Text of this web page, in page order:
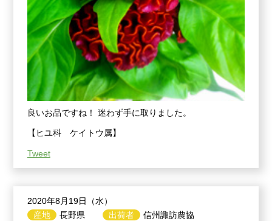
良いお品ですね！ 迷わず手に取りました。
【ヒユ科 ケイトウ属】
Tweet
2020年8月19日（水）
産地
長野県
出荷者
信州諏訪農協